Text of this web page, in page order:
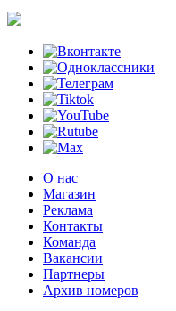
О нас
Магазин
Реклама
Контакты
Команда
Вакансии
Партнеры
Архив номеров